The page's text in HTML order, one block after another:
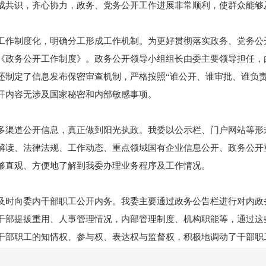
共识，齐心协力，政务、党务公开工作进展非常顺利，使群众能
度化，明确分工形成工作机制。为更好贯彻落实政务、党务公
政务公开工作制度》。政务公开领导小组组长由委主要领导担任
制定了信息发布保密审查机制，严格按照“谁公开、谁审批、谁负
内容无涉及国家秘密和内部敏感事项。
公开信息，真正做到阳光执政。我委以公示栏、门户网站等形
读、法律法规、工作动态、重点领域国有企业信息公开、政务公
直观、方便地了解到我委办理业务程序及工作情况。
委内干部职工公开内务。我委主要通过政务公告栏进行对内政
部提拔重用、人事管理情况，内部管理制度、机构职能等，通过
部职工的知情权、参与权、表达权与监督权，积极地调动了干部